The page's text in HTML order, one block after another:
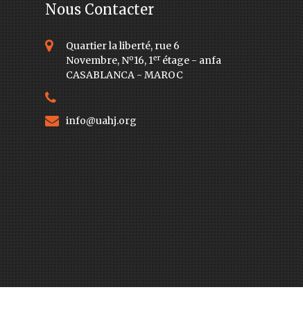
Nous Contacter
Quartier la liberté, rue 6
Novembre, No16, 1erétage - anfa
CASABLANCA - MAROC
info@uahj.org